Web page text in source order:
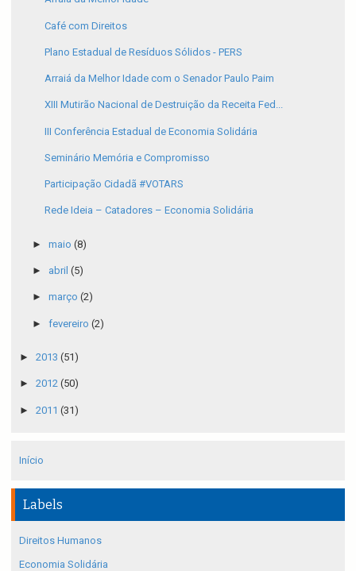
Café com Direitos
Plano Estadual de Resíduos Sólidos - PERS
Arraiá da Melhor Idade com o Senador Paulo Paim
XIII Mutirão Nacional de Destruição da Receita Fed...
III Conferência Estadual de Economia Solidária
Seminário Memória e Compromisso
Participação Cidadã #VOTARS
Rede Ideia – Catadores – Economia Solidária
► maio (8)
► abril (5)
► março (2)
► fevereiro (2)
► 2013 (51)
► 2012 (50)
► 2011 (31)
Início
Labels
Direitos Humanos
Economia Solidária